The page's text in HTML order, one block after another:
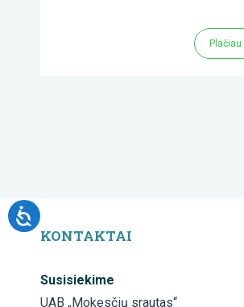
Plačiau
KONTAKTAI
Susisiekime
UAB „Mokesčių srautas“